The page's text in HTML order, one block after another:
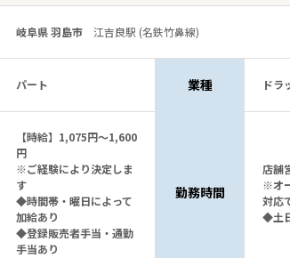
岐阜県 羽島市 江吉良駅 (名鉄竹鼻線)
パート 業種 ドラ
【時給】1,075円～1,600
円
※ご経験により決定しま
す
◆時間帯・曜日によって
加給あり
◆登録販売者手当・通勤
手当あり
勤務時間
店舗
※オ
対応
◆土